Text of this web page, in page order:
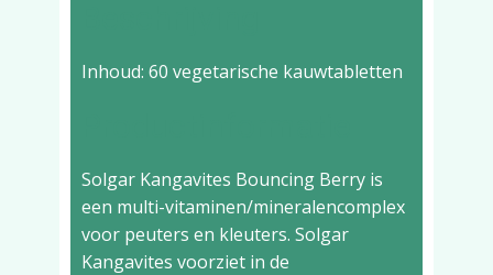
Inhoud: 60 vegetarische kauwtabletten
Solgar Kangavites Bouncing Berry is
een multi-vitaminen/mineralencomplex
voor peuters en kleuters. Solgar
Kangavites voorziet in de